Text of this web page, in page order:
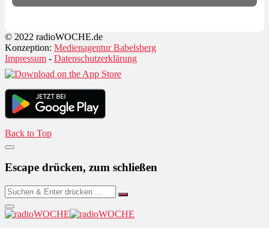
© 2022 radioWOCHE.de
Konzeption: Medienagentur Babelsberg
Impressum - Datenschutzerklärung
Back to Top
Escape drücken, zum schließen